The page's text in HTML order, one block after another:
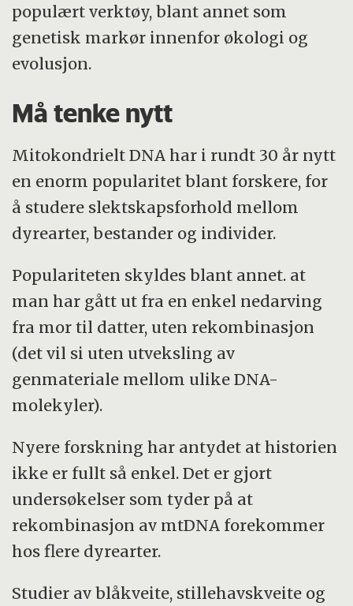
populært verktøy, blant annet som
genetisk markør innenfor økologi og
evolusjon.
Må tenke nytt
Mitokondrielt DNA har i rundt 30 år nytt
en enorm popularitet blant forskere, for
å studere slektskapsforhold mellom
dyrearter, bestander og individer.
Populariteten skyldes blant annet. at
man har gått ut fra en enkel nedarving
fra mor til datter, uten rekombinasjon
(det vil si uten utveksling av
genmateriale mellom ulike DNA-
molekyler).
Nyere forskning har antydet at historien
ikke er fullt så enkel. Det er gjort
undersøkelser som tyder på at
rekombinasjon av mtDNA forekommer
hos flere dyrearter.
Studier av blåkveite, stillehavskveite og